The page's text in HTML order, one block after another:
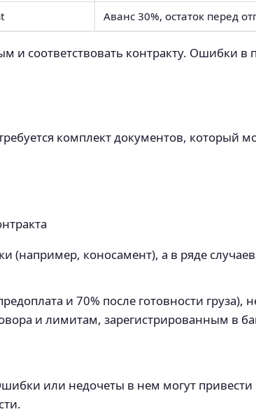
Аванс 30%, остаток перед
и соответствовать контракту. Ошибки в
комплект документов, который
(например, коносамент), а в ряде
и 70% после готовности груза),
и лимитам, зарегистрированным в
или недочеты в нем могут привести